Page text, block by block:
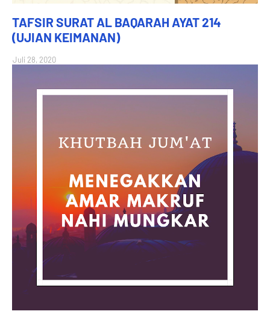
TAFSIR SURAT AL BAQARAH AYAT 214
(UJIAN KEIMANAN)
Juli 28, 2020